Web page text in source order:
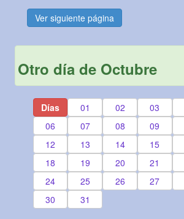
Ver siguiente página
Otro día de Octubre
Días 01 02 03
06
07 08 09
12
13 14 15
18
19 20 21
24
25 26 27
30
31